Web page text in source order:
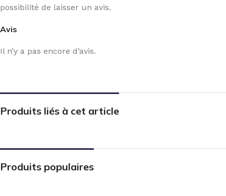
Avis
Il n’y a pas encore d’avis.
possibilité de laisser un avis.
Produits liés à cet article
Produits populaires